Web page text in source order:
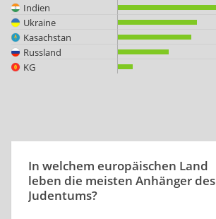
Indien
Ukraine
Kasachstan
Russland
KG
In welchem europäischen Land
leben die meisten Anhänger des
Judentums?